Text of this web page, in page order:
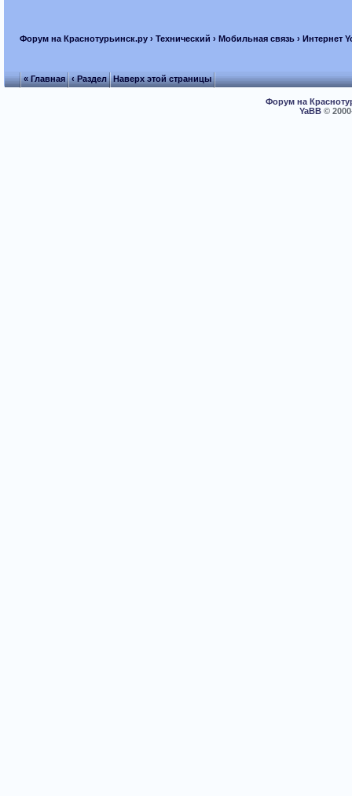
Форум на Краснотурьинск.ру› Технический › Мобильная связь› Интернет
« Главная ‹ Раздел Наверх этой страницы
Форум на
YaBB©